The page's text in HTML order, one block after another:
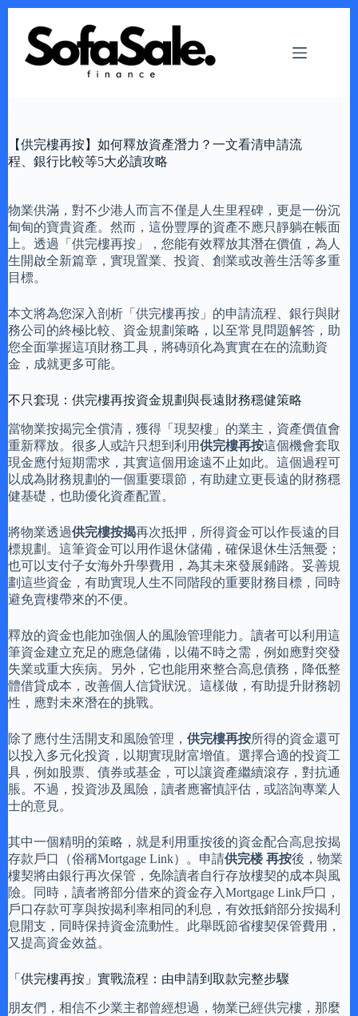
content
【供完樓再按】如何釋放資產潛力？一文看清申請流
程、銀行比較等5大必讀攻略
物業供滿，對不少港人而言不僅是人生里程碑，更是一份沉
甸甸的寶貴資產。然而，這份豐厚的資產不應只靜躺在帳面
上。透過「供完樓再按」，您能有效釋放其潛在價值，為人
生開啟全新篇章，實現置業、投資、創業或改善生活等多重
目標。
本文將為您深入剖析「供完樓再按」的申請流程、銀行與財
務公司的終極比較、資金規劃策略，以至常見問題解答，助
您全面掌握這項財務工具，將磚頭化為實實在在的流動資
金，成就更多可能。
不只套現：供完樓再按資金規劃與長遠財務穩健策略
當物業按揭完全償清，獲得「現契樓」的業主，資產價值會
重新釋放。很多人或許只想到利用供完樓再按這個機會套取
現金應付短期需求，其實這個用途遠不止如此。這個過程可
以成為財務規劃的一個重要環節，有助建立更長遠的財務穩
健基礎，也助優化資產配置。
將物業透過供完樓按揭再次抵押，所得資金可以作長遠的目
標規劃。這筆資金可以用作退休儲備，確保退休生活無憂；
也可以支付子女海外升學費用，為其未來發展鋪路。妥善規
劃這些資金，有助實現人生不同階段的重要財務目標，同時
避免賣樓帶來的不便。
釋放的資金也能加強個人的風險管理能力。讀者可以利用這
筆資金建立充足的應急儲備，以備不時之需，例如應對突發
失業或重大疾病。另外，它也能用來整合高息債務，降低整
體借貸成本，改善個人信貸狀況。這樣做，有助提升財務韌
性，應對未來潛在的挑戰。
除了應付生活開支和風險管理， 供完樓再按所得的資金還可
以投入多元化投資，以期實現財富增值。選擇合適的投資工
具，例如股票、債券或基金，可以讓資產繼續滾存，對抗通
脹。不過，投資涉及風險，讀者應審慎評估，或諮詢專業人
士的意見。
其中一個精明的策略，就是利用重按後的資金配合高息按揭
存款戶口（俗稱Mortgage Link）。申請供完楼 再按後，物業
樓契將由銀行再次保管，免除讀者自行存放樓契的成本與風
險。同時，讀者將部分借來的資金存入Mortgage Link戶口，
戶口存款可享與按揭利率相同的利息，有效抵銷部分按揭利
息開支，同時保持資金流動性。此舉既節省樓契保管費用，
又提高資金效益。
「供完樓再按」實戰流程：由申請到取款完整步驟
朋友們，相信不少業主都曾經想過，物業已經供完樓，那麼